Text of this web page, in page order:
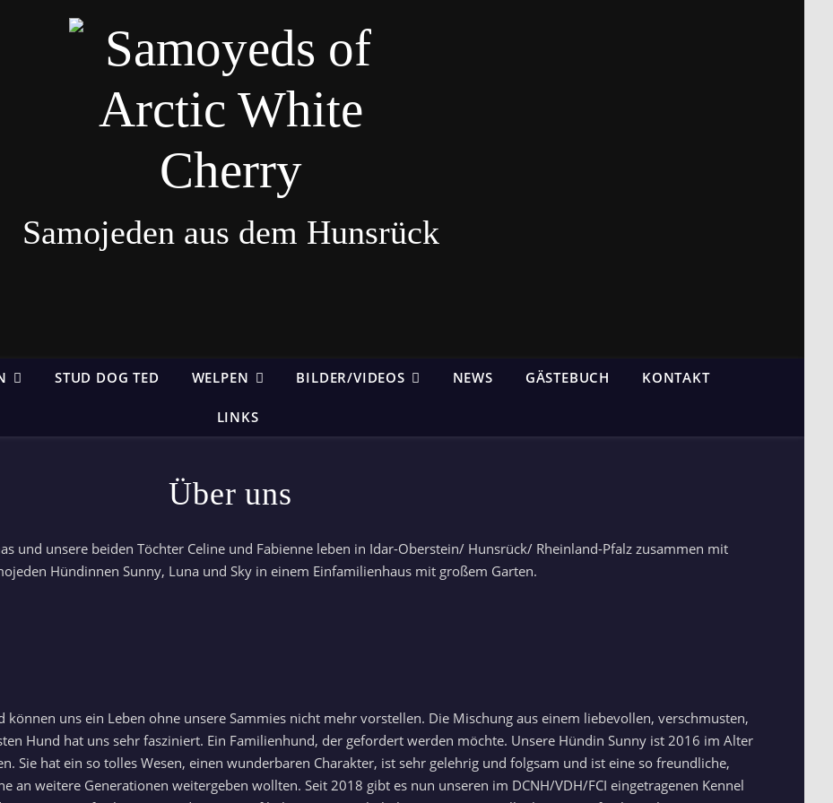
Samojeden aus dem Hunsrück
STUD DOG TED WELPEN BILDER/VIDEOS NEWS GÄSTEBUCH KONTAKT
LINKS
Über uns
und unsere beiden Töchter Celine und Fabienne leben in Idar-Oberstein/ Hunsrück/ Rheinland-Pfalz zusammen mit
Hündinnen Sunny, Luna und Sky in einem Einfamilienhaus mit großem Garten.
können uns ein Leben ohne unsere Sammies nicht mehr vorstellen. Die Mischung aus einem liebevollen, verschmusten,
Hund hat uns sehr fasziniert. Ein Familienhund, der gefordert werden möchte. Unsere Hündin Sunny ist 2016 im Alter
Sie hat ein so tolles Wesen, einen wunderbaren Charakter, ist sehr gelehrig und folgsam und ist eine so freundliche,
an weitere Generationen weitergeben wollten. Seit 2018 gibt es nun unseren im DCNH/VDH/FCI eingetragenen Kennel